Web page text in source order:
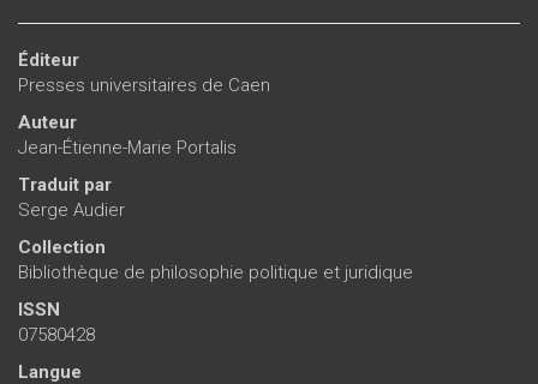
Éditeur
Presses universitaires de Caen
Auteur
Jean-Étienne-Marie Portalis
Traduit par
Serge Audier
Collection
Bibliothèque de philosophie politique et juridique
ISSN
07580428
Langue